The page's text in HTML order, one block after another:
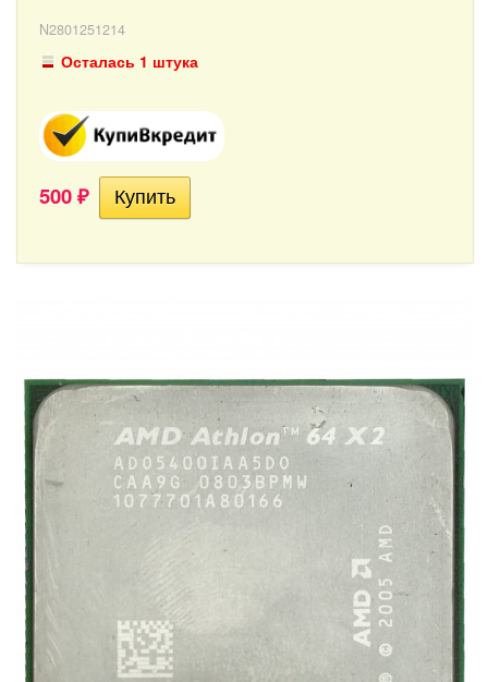
N2801251214
Осталась 1 штука
500 ₽